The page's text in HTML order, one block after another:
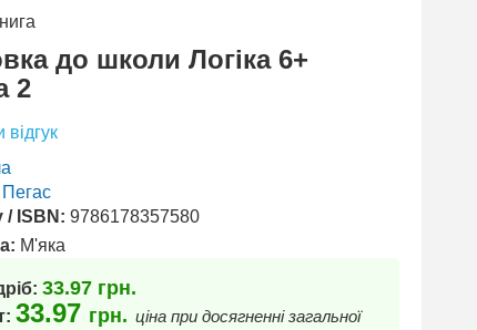
до школи Логіка 6+
2
Пегас
/ ISBN: 9786178357580
М'яка
33.97 грн.
33.97 грн. ціна при досягненні загальної